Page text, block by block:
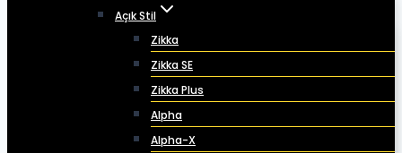
Açık Stil
Zikka
Zikka SE
Zikka Plus
Alpha
Alpha-X